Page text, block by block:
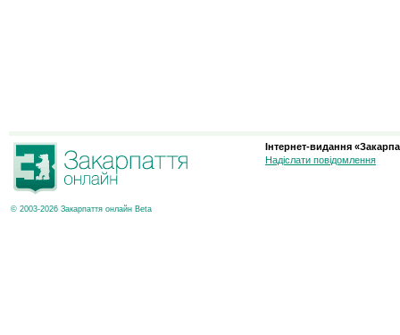
© 2003-2026 Закарпаття онлайн Beta
Інтернет-видання
Надіслати повідомлення